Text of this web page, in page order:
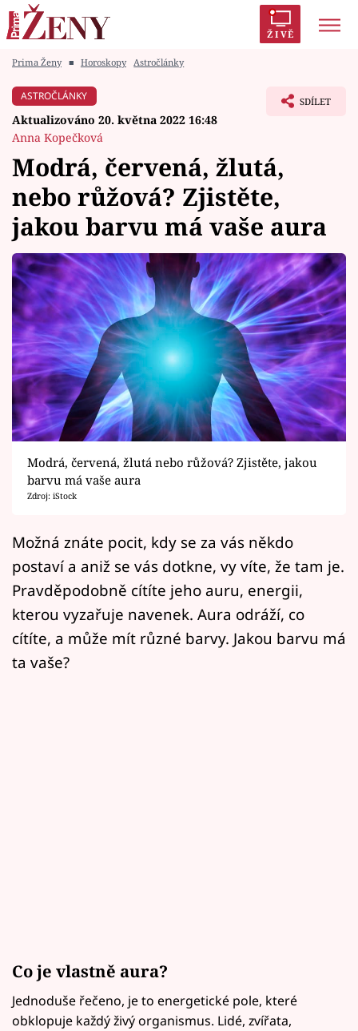
ŽIVĚ
Módní alarm
Témata
Celebrity
Vztahy
Seriály
Horoskopy
Sledujte prima+
Filmový festival Karlovy Vary
Pořady
Přihlášení
Sledujte nás
Prima Ženy ■ Horoskopy Astročlánky
ASTROČLÁNKY
Aktualizováno 20. května 2022 16:48
Anna Kopečková
SDÍLET
Modrá, červená, žlutá,
nebo růžová? Zjistěte,
jakou barvu má vaše aura
Modrá, červená, žlutá nebo růžová? Zjistěte, jakou
barvu má vaše aura
Zdroj: iStock
Možná znáte pocit, kdy se za vás někdo
postaví a aniž se vás dotkne, vy víte, že tam je.
Pravděpodobně cítíte jeho auru, energii,
kterou vyzařuje navenek. Aura odráží, co
cítíte, a může mít různé barvy. Jakou barvu má
ta vaše?
Co je vlastně aura?
Jednoduše řečeno, je to energetické pole, které
obklopuje každý živý organismus. Lidé, zvířata,